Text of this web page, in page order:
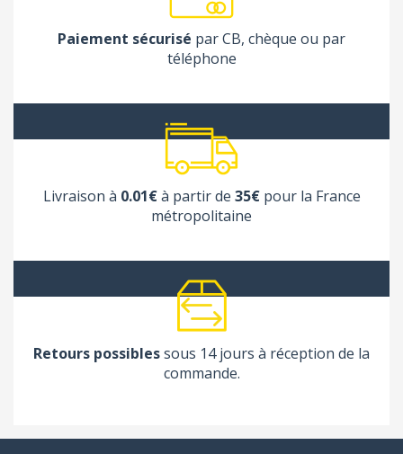
Paiement sécurisé par CB, chèque ou par
téléphone
Livraison à 0.01€à partir de 35€pour la France
métropolitaine
Retours possiblessous 14 jours à réception de la
commande.